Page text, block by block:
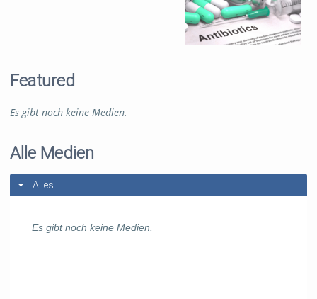
Featured
Es gibt noch keine Medien.
Alle Medien
Alles
Es gibt noch keine Medien.